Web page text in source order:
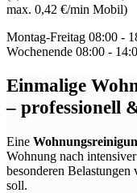
max. 0,42 €/min Mobil)
Montag-Freitag 08:00 -
Wochenende 08:00 -
Einmalige
– professionell
Eine
Wohnung nach
besonderen
soll.